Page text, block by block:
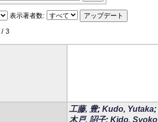
表示著者数:
/ 3
工藤, 豊; Kudo, Yutaka;
木戸, 詔子; Kido, Syoko